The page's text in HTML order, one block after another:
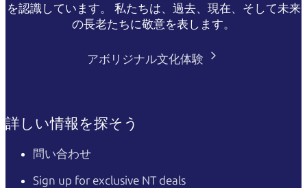
を認識しています。 私たちは、過去、現在、そして未来
の長老たちに敬意を表します。
アボリジナル文化体験
詳しい情報を探そう
問い合わせ
Sign up for exclusive NT deals